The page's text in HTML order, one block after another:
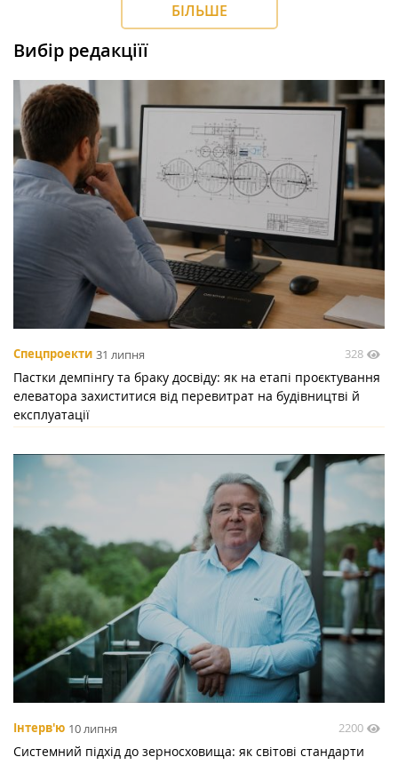
БІЛЬШЕ
Вибір редакціїї
Спецпроекти 31 липня 328
Пастки демпінгу та браку досвіду: як на етапі проєктування
елеватора захиститися від перевитрат на будівництві й
експлуатації
Інтерв'ю 10 липня 2200
Системний підхід до зерносховища: як світові стандарти